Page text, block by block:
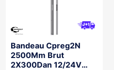
Bandeau Cpreg2N
2500Mm Brut
2X300Dan 12/24V